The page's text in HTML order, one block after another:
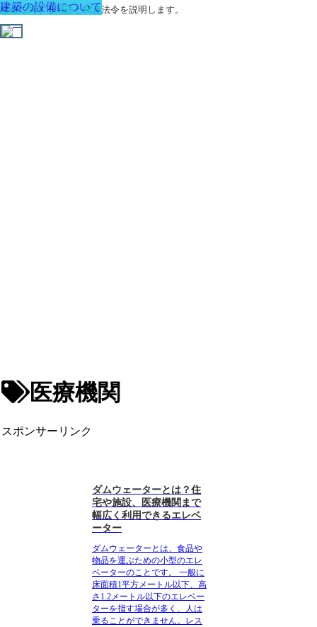
建築に関する用語と関連法令を説明します。
医療機関
スポンサーリンク
建築の設備について
ダムウェーターとは？住
宅や施設、医療機関まで
幅広く利用できるエレベ
ーター
ダムウェーターとは、食品や
物品を運ぶための小型のエレ
ベーターのことです。
一般に
床面積1平方メートル以下、高
さ1.2メートル以下のエレベー
ターを指す場合が多く、人は
乗ることができません。レス